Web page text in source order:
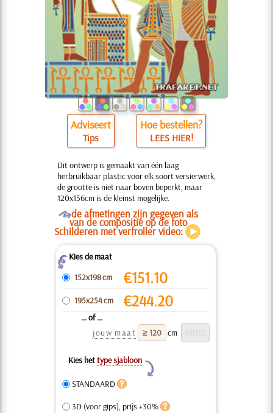
Adviseert
Tips
Hoe bestellen?
LEES HIER!
Dit ontwerp is gemaakt van één laag
herbruikbaar plastic voor elk soort versierwerk,
de grootte is niet naar boven beperkt, maar
120x156cm is de kleinst mogelijke.
Ode afmetingen zijn gegeven als
van de compositie op de foto
Schilderen met verfroller video:
ZKies de maat
152x198 cm
€151.10
195x254 cm €244.20
... of ...
jouw maat
cm
Kies hettype sjabloon
Y
STANDAARD
3D (voor gips), prijs +30%